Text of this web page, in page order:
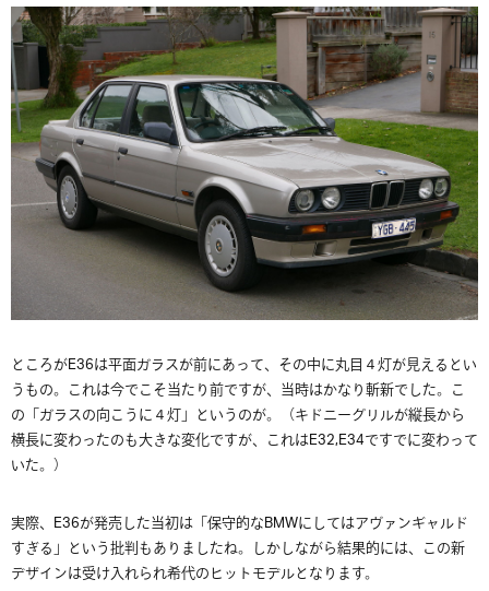
ところがE36は平面ガラスが前にあって、その中に丸目４灯が見えるとい
うもの。これは今でこそ当たり前ですが、当時はかなり斬新でした。こ
の「ガラスの向こうに４灯」というのが。（キドニーグリルが縦長から
横長に変わったのも大きな変化ですが、これはE32,E34ですでに変わって
いた。）
実際、E36が発売した当初は「保守的なBMWにしてはアヴァンギャルド
すぎる」という批判もありましたね。しかしながら結果的には、この新
デザインは受け入れられ希代のヒットモデルとなります。